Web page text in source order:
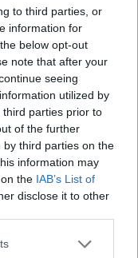
to third parties, or
information for
below opt-out
note that after your
seeing
utilized by
parties prior to
of the further
third parties on the
information may
the IAB’s List of
disclose it to other
τις τοπικές
ενισχύοντας τις
νέων και
περιοχών
Breathe Hellas σε
συνεργασία μας με
μοιράζεται το